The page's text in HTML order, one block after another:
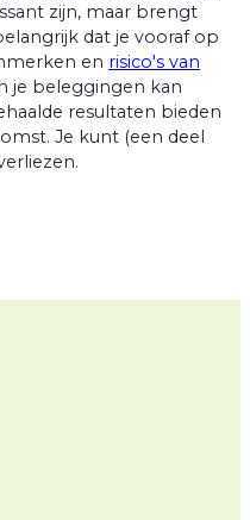
zijn, maar brengt
dat je vooraf op
en risico's van
je beleggingen kan
resultaten bieden
Je kunt (een deel